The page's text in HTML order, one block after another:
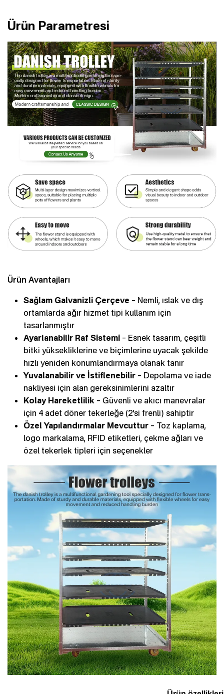
Ürün Parametresi
Ürün Avantajları
Sağlam Galvanizli Çerçeve – Nemli, ıslak ve dış
ortamlarda ağır hizmet tipi kullanım için
tasarlanmıştır
Ayarlanabilir Raf Sistemi – Esnek tasarım, çeşitli
bitki yüksekliklerine ve biçimlerine uyacak şekilde
hızlı yeniden konumlandırmaya olanak tanır
Yuvalanabilir ve İstiflenebilir – Depolama ve iade
nakliyesi için alan gereksinimlerini azaltır
Kolay Hareketlilik – Güvenli ve akıcı manevralar
için 4 adet döner tekerleğe (2'si frenli) sahiptir
Özel Yapılandırmalar Mevcuttur – Toz kaplama,
logo markalama, RFID etiketleri, çekme ağları ve
özel tekerlek tipleri için seçenekler